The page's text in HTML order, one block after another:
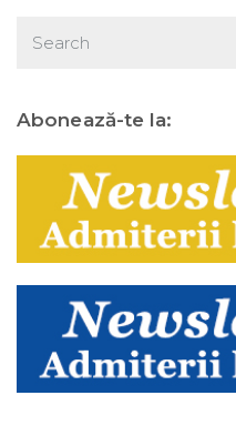
Abonează-te la: